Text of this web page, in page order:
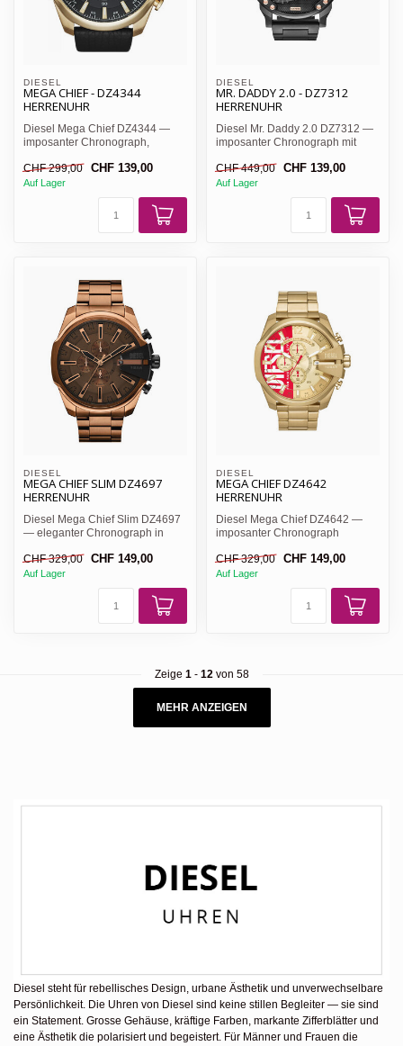
DIESEL
MEGA CHIEF - DZ4344
HERRENUHR
Diesel Mega Chief DZ4344 —
imposanter Chronograph,
CHF 299,00
CHF 139,00
Auf Lager
DIESEL
MR. DADDY 2.0 - DZ7312
HERRENUHR
Diesel Mr. Daddy 2.0 DZ7312 —
imposanter Chronograph mit
CHF 449,00
CHF 139,00
Auf Lager
DIESEL
MEGA CHIEF SLIM DZ4697
HERRENUHR
Diesel Mega Chief Slim DZ4697
— eleganter Chronograph in
CHF 329,00
CHF 149,00
Auf Lager
DIESEL
MEGA CHIEF DZ4642
HERRENUHR
Diesel Mega Chief DZ4642 —
imposanter Chronograph
CHF 329,00
CHF 149,00
Auf Lager
Zeige 1- 12von 58
MEHR ANZEIGEN
Diesel steht für rebellisches Design, urbane Ästhetik und unverwechselbare
Persönlichkeit. Die Uhren von Diesel sind keine stillen Begleiter — sie sind
ein Statement. Grosse Gehäuse, kräftige Farben, markante Zifferblätter und
eine Ästhetik die polarisiert und begeistert. Für Männer und Frauen die